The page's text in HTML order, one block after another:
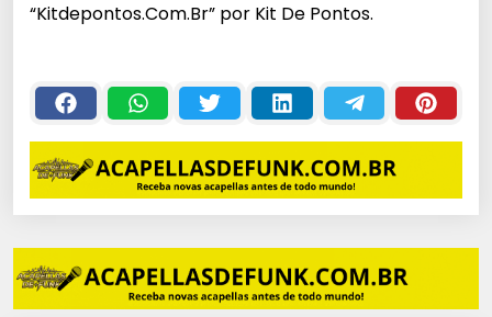
a
o
r
d
e
á
i
“Kitdepontos.Com.Br” por Kit De Pontos.